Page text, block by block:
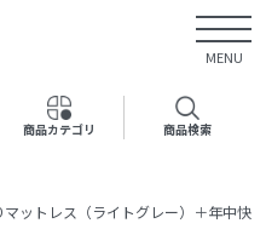
MENU
商品カテゴリ 商品検索
マットレス（ライトグレー）＋年中快